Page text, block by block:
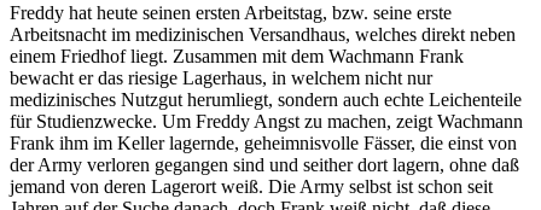
Freddy hat heute seinen ersten Arbeitstag, bzw. seine erste
Arbeitsnacht im medizinischen Versandhaus, welches direkt neben
einem Friedhof liegt. Zusammen mit dem Wachmann Frank
bewacht er das riesige Lagerhaus, in welchem nicht nur
medizinisches Nutzgut herumliegt, sondern auch echte Leichenteile
für Studienzwecke. Um Freddy Angst zu machen, zeigt Wachmann
Frank ihm im Keller lagernde, geheimnisvolle Fässer, die einst von
der Army verloren gegangen sind und seither dort lagern, ohne daß
jemand von deren Lagerort weiß. Die Army selbst ist schon seit